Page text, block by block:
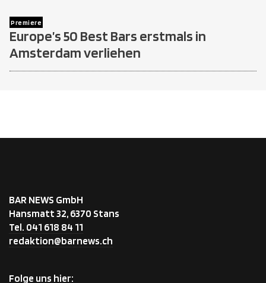
Premiere
Europe’s 50 Best Bars erstmals in
Amsterdam verliehen
BAR NEWS GmbH
Hansmatt 32, 6370 Stans
Tel. 041 618 84 11
redaktion@barnews.ch
Folge uns hier: